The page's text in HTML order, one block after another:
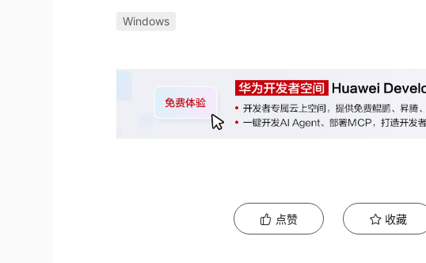
Windows
点赞 收藏